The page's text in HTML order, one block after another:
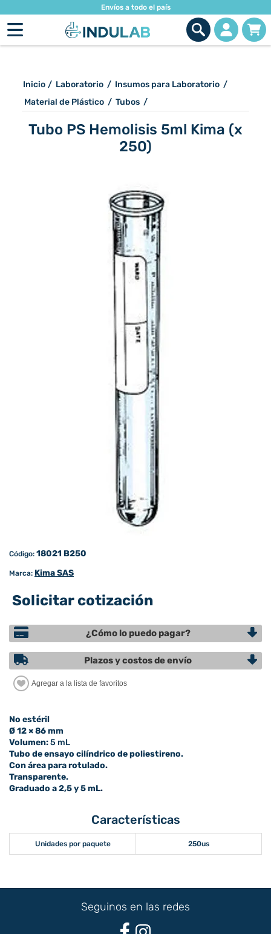
Envíos a todo el país
Inicio / Laboratorio / Insumos para Laboratorio /
Material de Plástico / Tubos /
Tubo PS Hemolisis 5ml Kima (x
250)
Código: 18021 B250
Marca: Kima SAS
Solicitar cotización
¿Cómo lo puedo pagar?
Plazos y costos de envío
No estéril
Ø 12 × 86 mm
Volumen:5 mL
Tubo de ensayo cilíndrico de poliestireno.
Con área para rotulado.
Transparente.
Graduado a 2,5 y 5 mL.
Características
Unidades por paquete 250us
Seguinos en las redes